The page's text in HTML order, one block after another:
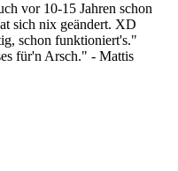
vor 10-15 Jahren schon
sich nix geändert. XD
schon funktioniert's."
für'n Arsch." - Mattis